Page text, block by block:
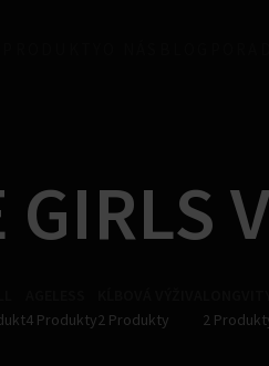
GIRLS
4 Produkty2 Produkty
2